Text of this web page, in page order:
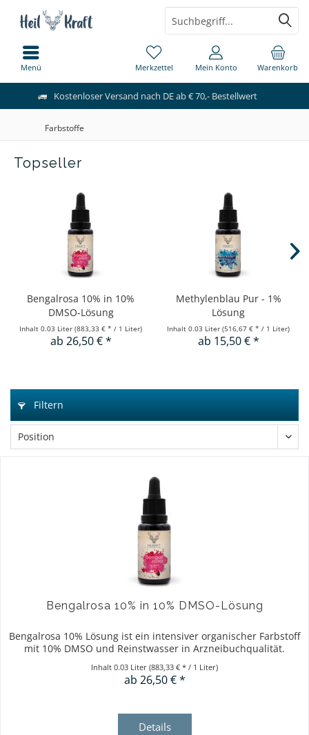
Kostenloser Versand nach DE ab € 70,- Bestellwert
Menü Warenkorb
Merkzettel Mein Konto
Farbstoffe
Topseller
Bengalrosa 10% in 10%
DMSO-Lösung
Inhalt 0.03 Liter (883,33 € * / 1 Liter)
ab 26,50 € *
Methylenblau Pur - 1%
Lösung
Inhalt 0.03 Liter (516,67 € * / 1 Liter)
ab 15,50 € *
Filtern
Bengalrosa 10% in 10% DMSO-Lösung
Bengalrosa 10% Lösung ist ein intensiver organischer Farbstoff
mit 10% DMSO und Reinstwasser in Arzneibuchqualität.
Inhalt0.03 Liter(883,33 € * / 1 Liter)
ab 26,50 € *
Details